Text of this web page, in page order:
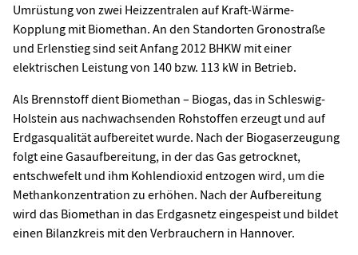
Umrüstung von zwei Heizzentralen auf Kraft-Wärme-
Kopplung mit Biomethan. An den Standorten Gronostraße
und Erlenstieg sind seit Anfang 2012 BHKW mit einer
elektrischen Leistung von 140 bzw. 113 kW in Betrieb.
Als Brennstoff dient Biomethan – Biogas, das in Schleswig-
Holstein aus nachwachsenden Rohstoffen erzeugt und auf
Erdgasqualität aufbereitet wurde. Nach der Biogaserzeugung
folgt eine Gasaufbereitung, in der das Gas getrocknet,
entschwefelt und ihm Kohlendioxid entzogen wird, um die
Methankonzentration zu erhöhen. Nach der Aufbereitung
wird das Biomethan in das Erdgasnetz eingespeist und bildet
einen Bilanzkreis mit den Verbrauchern in Hannover.